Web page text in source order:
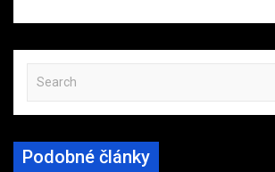
a
r
c
Podobné články